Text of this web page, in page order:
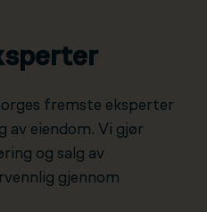
fremste eksperter
av eiendom. Vi gjør
og salg av
gjennom